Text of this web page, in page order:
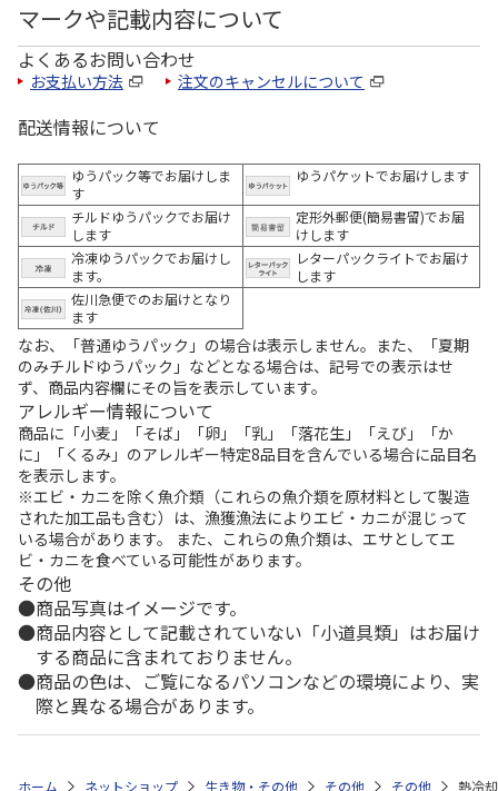
マークや記載内容について
よくあるお問い合わせ
お支払い方法 注文のキャンセルについて
配送情報について
ゆうパック等でお届けしま
す
ゆうパケットでお届けします
チルドゆうパックでお届け
します
定形外郵便(簡易書留)でお届
けします
冷凍ゆうパックでお届けし
ます。
レターパックライトでお届け
します
佐川急便でのお届けとなり
ます
なお、「普通ゆうパック」の場合は表示しません。また、「夏期
のみチルドゆうパック」などとなる場合は、記号での表示はせ
ず、商品内容欄にその旨を表示しています。
アレルギー情報について
商品に「小麦」「そば」「卵」「乳」「落花生」「えび」「か
に」「くるみ」のアレルギー特定8品目を含んでいる場合に品目名
を表示します。
※エビ・カニを除く魚介類（これらの魚介類を原材料として製造
された加工品も含む）は、漁獲漁法によりエビ・カニが混じって
いる場合があります。 また、これらの魚介類は、エサとしてエ
ビ・カニを食べている可能性があります。
その他
商品写真はイメージです。
商品内容として記載されていない「小道具類」はお届け
する商品に含まれておりません。
商品の色は、ご覧になるパソコンなどの環境により、実
際と異なる場合があります。
ホーム ネットショップ 生き物・その他 その他 その他 熱冷